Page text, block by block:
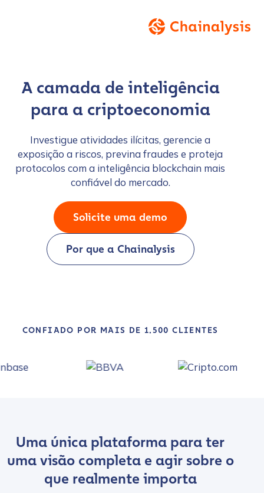
A camada de inteligência
para a criptoeconomia
Investigue atividades ilícitas, gerencie a
exposição a riscos, previna fraudes e proteja
protocolos com a inteligência blockchain mais
confiável do mercado.
Solicite uma demo
Por que a Chainalysis
CONFIADO POR MAIS DE 1.500 CLIENTES
Uma única plataforma para ter
uma visão completa e agir sobre o
que realmente importa